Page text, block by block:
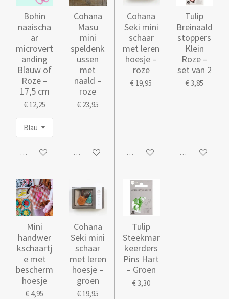
Bohin
naaischa
ar
microvert
anding
Blauw of
Roze –
17,5 cm
€ 12,25
In winkelwagen
Cohana
Masu
mini
speldenk
ussen
met
naald –
roze
€ 23,95
Houd mij op de hoogte
Cohana
Seki mini
schaar
met leren
hoesje –
roze
€ 19,95
In winkelwagen
Tulip
Breinaald
stoppers
Klein
Roze –
set van 2
€ 3,85
In winkelwagen
Mini
handwer
kschaartj
e met
bescherm
hoesje
€ 4,95
Cohana
Seki mini
schaar
met leren
hoesje –
groen
€ 19,95
Tulip
Steekmar
keerders
Pins Hart
– Groen
€ 3,30